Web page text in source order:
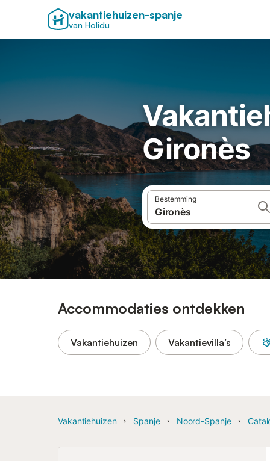
vakantiehuizen-spanje
van Holidu
Gironès
Bestemming
Accommodaties ontdekken
Vakantiehuizen Vakantievilla’s
Vakantiehuizen Spanje Noord-Spanje